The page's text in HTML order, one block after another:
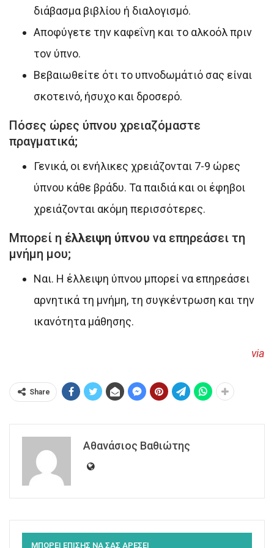
διάβασμα βιβλίου ή διαλογισμό.
Αποφύγετε την καφεΐνη και το αλκοόλ πριν
τον ύπνο.
Βεβαιωθείτε ότι το υπνοδωμάτιό σας είναι
σκοτεινό, ήσυχο και δροσερό.
Πόσες ώρες ύπνου χρειαζόμαστε
πραγματικά;
Γενικά, οι ενήλικες χρειάζονται 7-9 ώρες
ύπνου κάθε βράδυ. Τα παιδιά και οι έφηβοι
χρειάζονται ακόμη περισσότερες.
Μπορεί η έλλειψη ύπνου να επηρεάσει τη
μνήμη μου;
Ναι. Η έλλειψη ύπνου μπορεί να επηρεάσει
αρνητικά τη μνήμη, τη συγκέντρωση και την
ικανότητα μάθησης.
via
Share
Αθανάσιος Βαθιώτης
ΜΠΟΡΕΙ ΕΠΙΣΗΣ ΝΑ ΣΑΣ ΑΡΕΣΕΙ